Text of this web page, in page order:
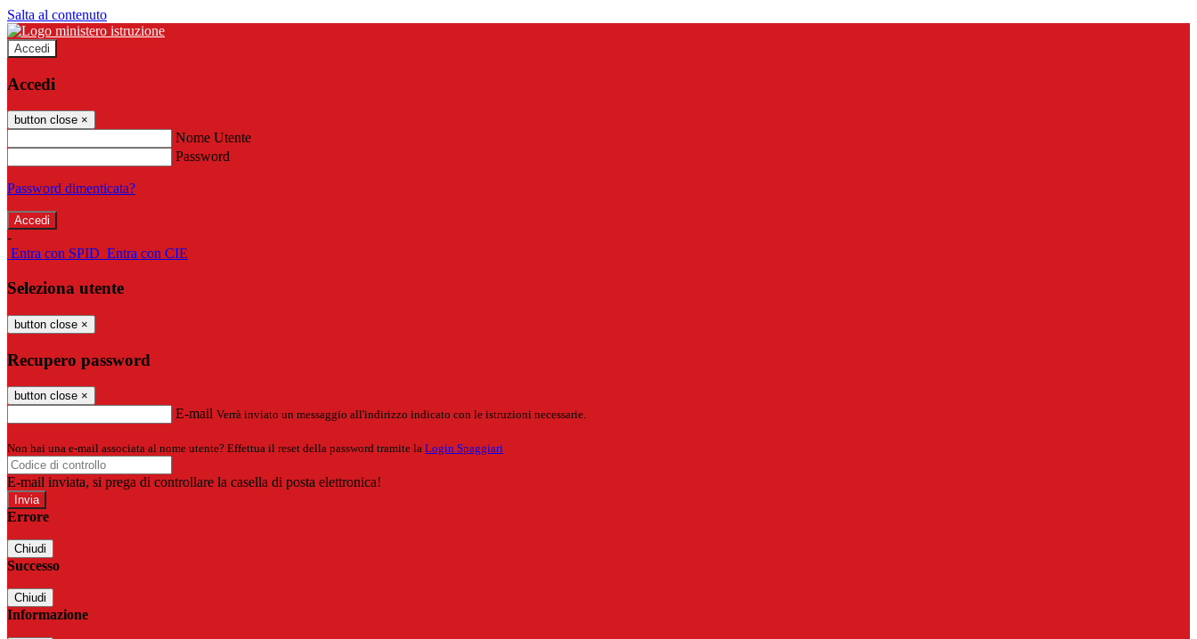
Salta al contenuto
Accedi
Accedi
button close ×
Nome Utente
Password
Password dimenticata?
-
Entra con SPID Entra con CIE
Seleziona utente
button close ×
Recupero password
button close ×
E-mail Verrà inviato un messaggio all'indirizzo indicato con le istruzioni necessarie.
Non hai una e-mail associata al nome utente? Effettua il reset della password tramite la Login Spaggiari
E-mail inviata, si prega di controllare la casella di posta elettronica!
Errore
Chiudi
Successo
Chiudi
Informazione